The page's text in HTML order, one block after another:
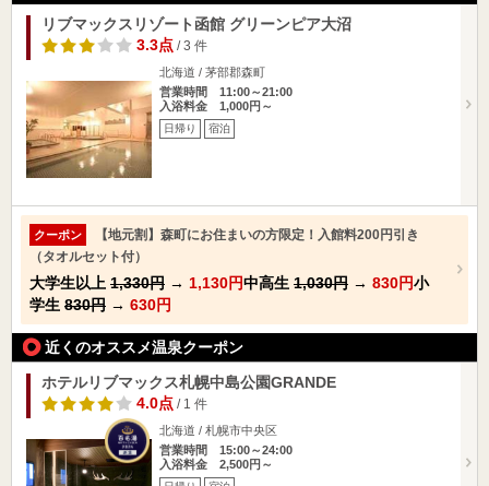
リブマックスリゾート函館 グリーンピア大沼
3.3点/ 3 件
北海道 / 茅部郡森町
営業時間 11:00～21:00
入浴料金 1,000円～
日帰り 宿泊
クーポン
【地元割】森町にお住まいの方限定！入館料200円引き
（タオルセット付）
大学生以上 1,330円 → 1,130円中高生 1,030円 → 830円小
学生 830円 → 630円
近くのオススメ温泉クーポン
ホテルリブマックス札幌中島公園GRANDE
4.0点/ 1 件
北海道 / 札幌市中央区
営業時間 15:00～24:00
入浴料金 2,500円～